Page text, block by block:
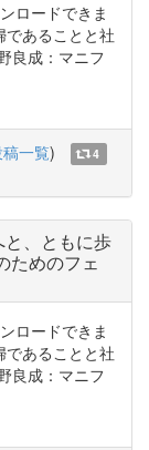
ロードできま
あることと社
良成：マニフ
一覧)
4
、ともに歩
ためのフェ
ロードできま
あることと社
良成：マニフ